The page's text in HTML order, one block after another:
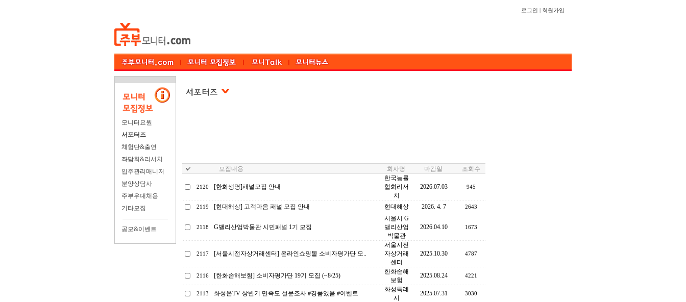
로그인 회원가입
모니터요원
서포터즈
체험단&출연
좌담회&리서치
입주관리매니저
분양상담사
주부우대채용
기타모집
공모&이벤트
모집내용 회사명 마감일 조회수
2120 [한화생명]패널모집 안내
한국능률
협회리서
치
2026.07.03 945
2119 [현대해상] 고객마음 패널 모집 안내 현대해상 2026. 4. 7 2643
2118 G밸리산업박물관 시민패널 1기 모집
서울시 G
밸리산업
박물관
2026.04.10 1673
2117 [서울시전자상거래센터] 온라인쇼핑몰 소비자평가단 모..
서울시전
자상거래
센터
2025.10.30 4787
2116 [한화손해보험] 소비자평가단 19기 모집 (~8/25)
한화손해
보험
2025.08.24 4221
2113 화성온TV 상반기 만족도 설문조사 #경품있음 #이벤트
화성특례
시
2025.07.31 3030